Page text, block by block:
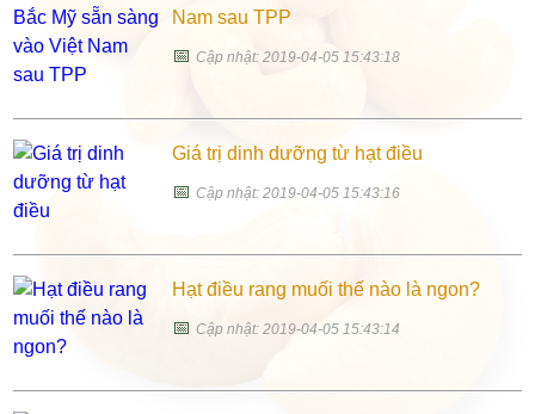
Nam sau TPP
📅Cập nhật: 2019-04-05 15:43:18
Giá trị dinh dưỡng từ hạt điều
📅Cập nhật: 2019-04-05 15:43:16
Hạt điều rang muối thế nào là ngon?
📅Cập nhật: 2019-04-05 15:43:14